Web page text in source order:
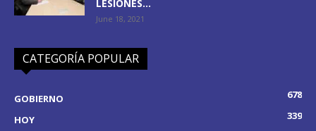
LESIONES...
June 18, 2021
CATEGORÍA POPULAR
GOBIERNO
678
HOY
339